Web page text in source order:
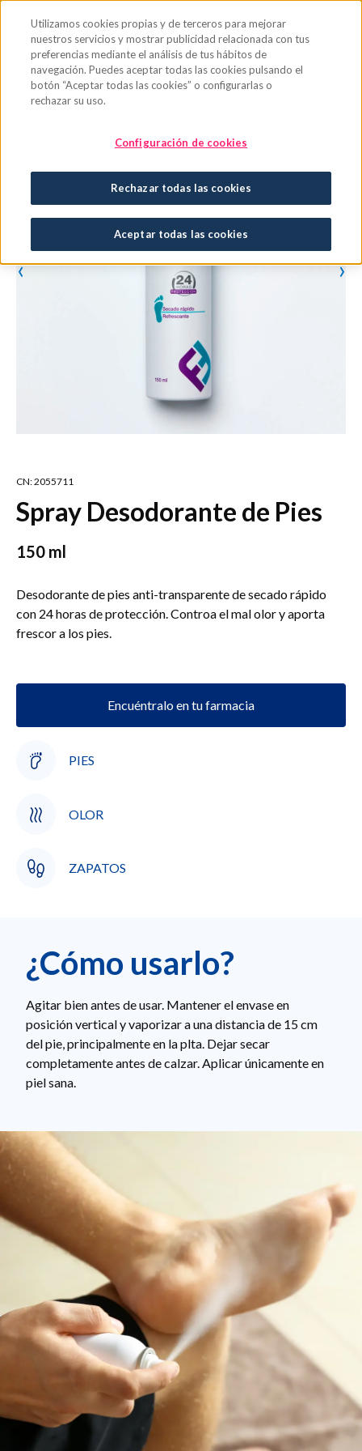
‹ ›
CN: 2055711
Spray Desodorante de Pies
150 ml
Desodorante de pies anti-transparente de secado rápido
con 24 horas de protección. Controa el mal olor y aporta
frescor a los pies.
Encuéntralo en tu farmacia
PIES
OLOR
ZAPATOS
¿Cómo usarlo?
Agitar bien antes de usar. Mantener el envase en
posición vertical y vaporizar a una distancia de 15 cm
del pie, principalmente en la plta. Dejar secar
completamente antes de calzar. Aplicar únicamente en
piel sana.
Utilizamos cookies propias y de terceros para mejorar
nuestros servicios y mostrar publicidad relacionada con tus
preferencias mediante el análisis de tus hábitos de
navegación. Puedes aceptar todas las cookies pulsando el
botón “Aceptar todas las cookies” o configurarlas o
rechazar su uso.
Configuración de cookies
Rechazar todas las cookies
Aceptar todas las cookies